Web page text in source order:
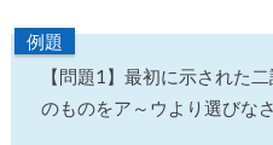
例題
【問題1】最初に示された
のものをア～ウより選びなさ